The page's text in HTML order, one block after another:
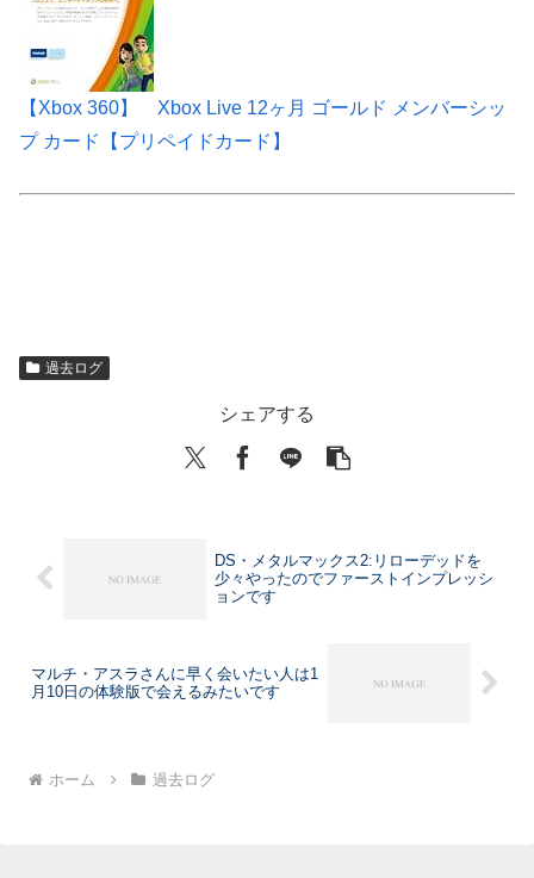
【Xbox 360】 Xbox Live 12ヶ月 ゴールド メンバーシッ
プ カード【プリペイドカード】
過去ログ
シェアする
DS・メタルマックス2:リローデッドを
少々やったのでファーストインプレッシ
ョンです
マルチ・アスラさんに早く会いたい人は1
月10日の体験版で会えるみたいです
ホーム 過去ログ